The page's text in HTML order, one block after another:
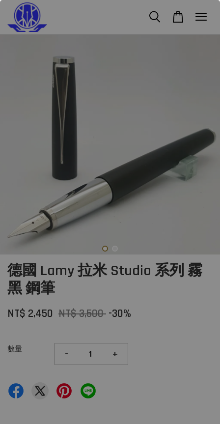
德國 Lamy 拉米 Studio 系列 霧
黑 鋼筆
NT$ 2,450 NT$ 3,500 -30%
數量 - +